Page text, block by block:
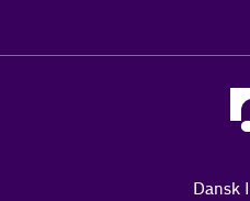
Dansk